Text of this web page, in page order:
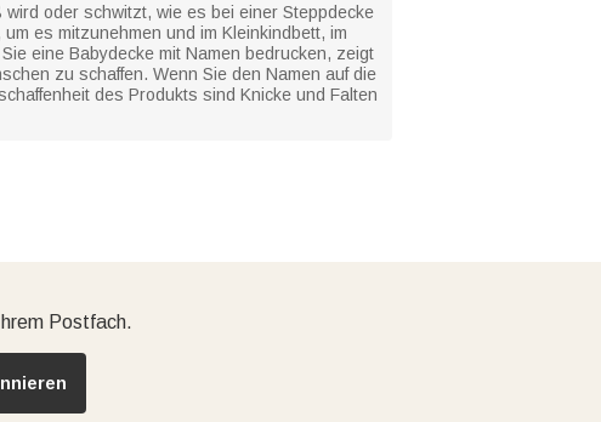
oder schwitzt, wie es bei einer Steppdecke
es mitzunehmen und im Kleinkindbett, im
eine Babydecke mit Namen bedrucken, zeigt
zu schaffen. Wenn Sie den Namen auf die
des Produkts sind Knicke und Falten
Postfach.